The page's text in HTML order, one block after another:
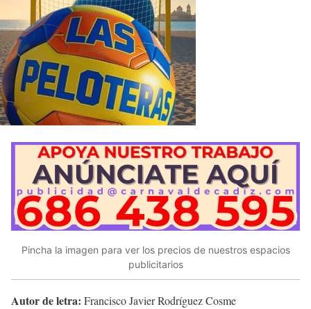
Pincha la imagen para ver los precios de nuestros espacios
publicitarios
Autor de letra: Francisco Javier Rodríguez Cosme